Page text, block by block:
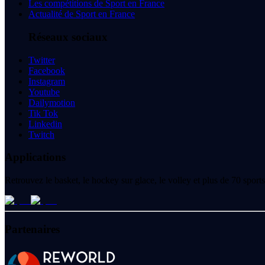
Les compétitions de Sport en France
Actualité de Sport en France
Réseaux sociaux
Twitter
Facebook
Instagram
Youtube
Dailymotion
Tik Tok
Linkedin
Twitch
Applications
Retrouvez le basket, le hockey sur glace, le volley et plus de 70
Partenaires